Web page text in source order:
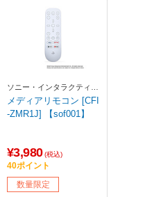
ソニー・インタラクティブ
エンタテインメント
メディアリモコン [CFI
-ZMR1J] 【sof001】
¥3,980 (税込)
40ポイント
数量限定